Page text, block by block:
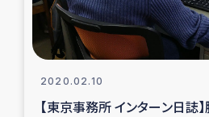
仮設住宅生活支援・
漁業復興
インターン・ボラン
2020.02.10
【東京事務所 インターン日誌